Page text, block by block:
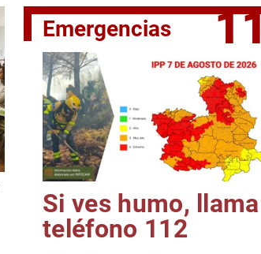
El jefe del Ejecutivo castellanomanchego,
Emergencias
Si ves humo,
teléfono 112